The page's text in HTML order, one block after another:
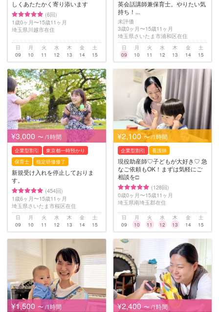
しくあたたかく寄り添います
(6回)
1歳0ヶ月〜15歳11ヶ月
埼玉県川越市在住
日
09
月
10
火
11
水
12
木
13
金
14
土
15
英会話講師兼保育士。やりたい気
持ち！...
未評価
3歳0ヶ月〜15歳11ヶ月
埼玉県さいたま市浦和区在住
日
09
月
10
火
11
水
12
木
13
金
14
土
15
¥3,000 〜 /1時間
企業型割引
東京都一時預かり
保育士
指定研修修了
新規受け入れを停止しておりま
す。
(454回)
1歳6ヶ月〜15歳11ヶ月
埼玉県さいたま市桜区在住
日
09
月
10
火
11
水
12
木
13
金
14
土
15
¥2,100 〜 /1時間
企業型割引 看護師
現役助産師♡子どもが大好き♡ 急
なご依頼もOK！まずは気軽にご
相談を□︎
(128回)
0歳0ヶ月〜15歳11ヶ月
埼玉県南埼玉郡在住
日
09
月
10
火
11
水
12
木
13
金
14
土
15
¥1,500 〜 /1時間 ¥2,400 〜 /1時間